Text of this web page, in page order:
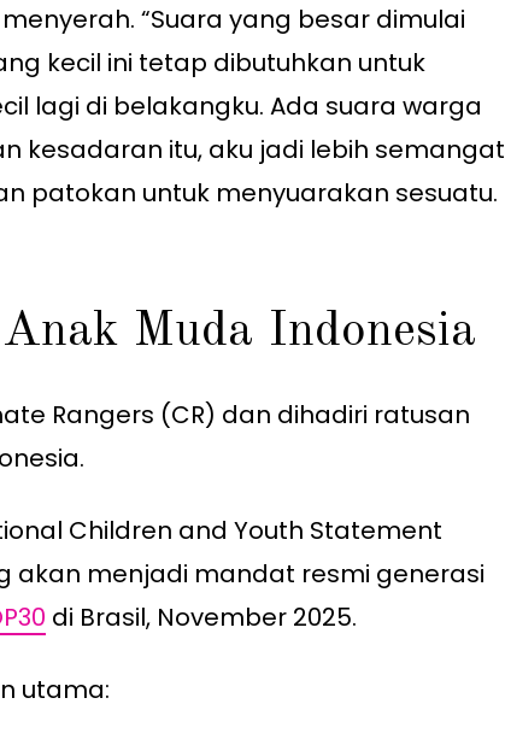
“Suara yang besar dimulai
kecil ini tetap dibutuhkan untuk
lagi di belakangku. Ada suara warga
kesadaran itu, aku jadi lebih semangat
patokan untuk menyuarakan sesuatu.
Muda Indonesia
Rangers (CR) dan dihadiri ratusan
Children and Youth Statement
akan menjadi mandat resmi generasi
di Brasil, November 2025.
utama: